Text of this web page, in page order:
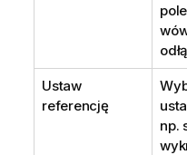
Ustaw
referencję
np.